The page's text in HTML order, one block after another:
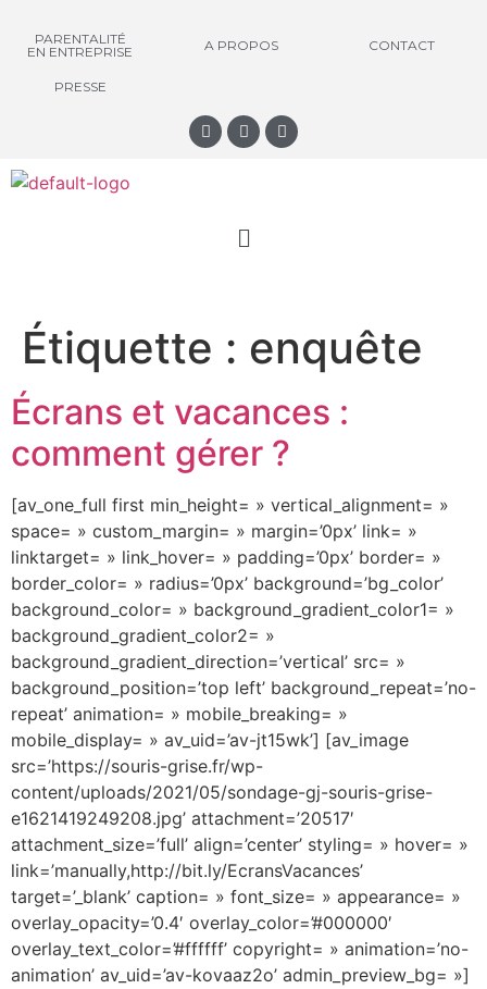
PARENTALITÉ
EN ENTREPRISE
A PROPOS CONTACT
PRESSE
Étiquette : enquête
Écrans et vacances :
comment gérer ?
[av_one_full first min_height= » vertical_alignment= »
space= » custom_margin= » margin=’0px’ link= »
linktarget= » link_hover= » padding=’0px’ border= »
border_color= » radius=’0px’ background=’bg_color’
background_color= » background_gradient_color1= »
background_gradient_color2= »
background_gradient_direction=’vertical’ src= »
background_position=’top left’ background_repeat=’no-
repeat’ animation= » mobile_breaking= »
mobile_display= » av_uid=’av-jt15wk’] [av_image
src=’https://souris-grise.fr/wp-
content/uploads/2021/05/sondage-gj-souris-grise-
e1621419249208.jpg’ attachment=’20517′
attachment_size=’full’ align=’center’ styling= » hover= »
link=’manually,http://bit.ly/EcransVacances’
target=’_blank’ caption= » font_size= » appearance= »
overlay_opacity=’0.4′ overlay_color=’#000000′
overlay_text_color=’#ffffff’ copyright= » animation=’no-
animation’ av_uid=’av-kovaaz2o’ admin_preview_bg= »]